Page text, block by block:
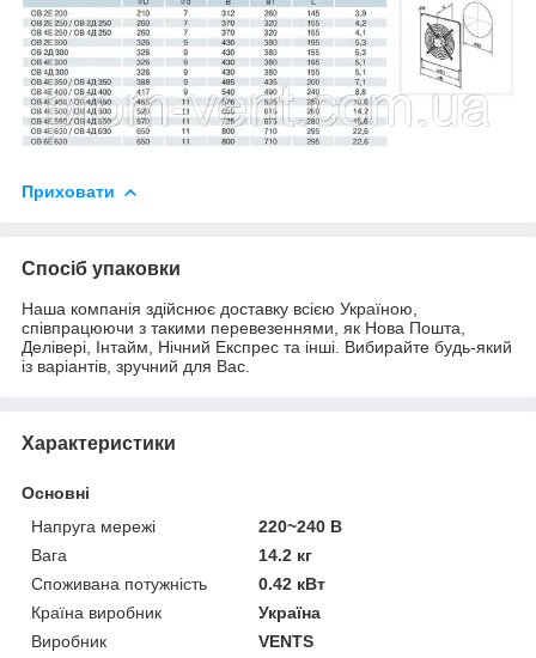
Приховати
Спосіб упаковки
Наша компанія здійснює доставку всією Україною,
співпрацюючи з такими перевезеннями, як Нова Пошта,
Делівері, Інтайм, Нічний Експрес та інші. Вибирайте будь-який
із варіантів, зручний для Вас.
Характеристики
Основні
Напруга мережі
220~240 В
Вага
14.2 кг
Споживана потужність
0.42 кВт
Країна виробник
Україна
Виробник
VENTS